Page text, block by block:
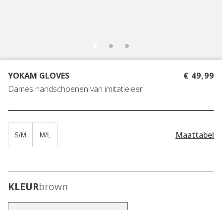
YOKAM GLOVES
Dames handschoenen van imitatieleer
€ 49,99
S/M M/L Maattabel
KLEURbrown